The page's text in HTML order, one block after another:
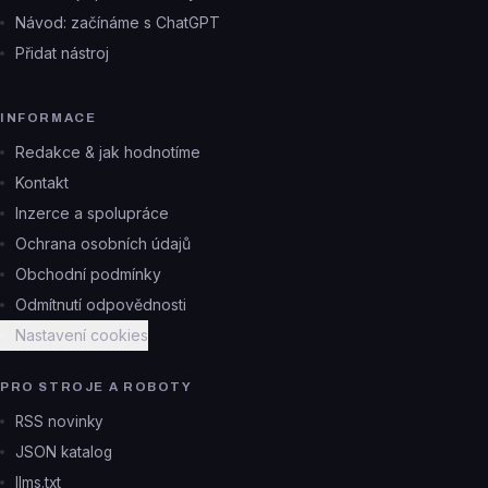
Návod: začínáme s ChatGPT
Přidat nástroj
INFORMACE
Redakce & jak hodnotíme
Kontakt
Inzerce a spolupráce
Ochrana osobních údajů
Obchodní podmínky
Odmítnutí odpovědnosti
Nastavení cookies
PRO STROJE A ROBOTY
RSS novinky
JSON katalog
llms.txt